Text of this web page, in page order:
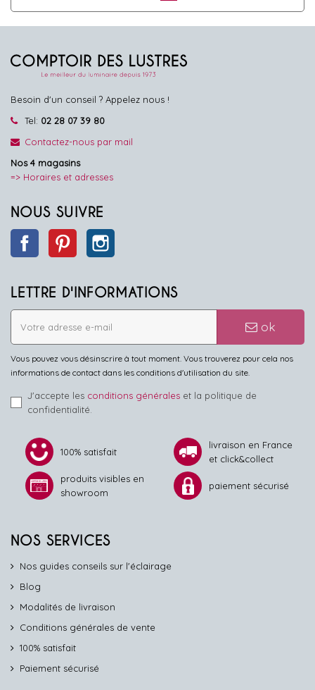
Besoin d'un conseil ? Appelez nous !
Tel: 02 28 07 39 80
Contactez-nous par mail
Nos 4 magasins
=> Horaires et adresses
NOUS SUIVRE
Facebook Pinterest
LETTRE D'INFORMATIONS
ok
Vous pouvez vous désinscrire à tout moment. Vous trouverez pour cela nos
informations de contact dans les conditions d'utilisation du site.
J'accepte les conditions générales et la politique de
confidentialité.
100% satisfait
livraison en France
et click&collect
produits visibles en
showroom
paiement sécurisé
NOS SERVICES
Nos guides conseils sur l'éclairage
Blog
Modalités de livraison
Conditions générales de vente
100% satisfait
Paiement sécurisé